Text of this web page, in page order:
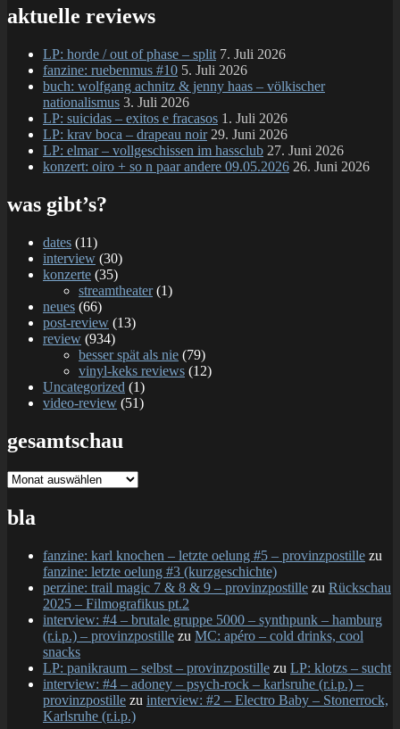
aktuelle reviews
LP: horde / out of phase – split 7. Juli 2026
fanzine: ruebenmus #10 5. Juli 2026
buch: wolfgang achnitz & jenny haas – völkischer
nationalismus 3. Juli 2026
LP: suicidas – exitos e fracasos 1. Juli 2026
LP: krav boca – drapeau noir 29. Juni 2026
LP: elmar – vollgeschissen im hassclub 27. Juni 2026
konzert: oiro + so n paar andere 09.05.2026 26. Juni 2026
was gibt’s?
dates (11)
interview (30)
konzerte (35)
streamtheater(1)
neues (66)
post-review (13)
review (934)
besser spät als nie (79)
vinyl-keks reviews (12)
Uncategorized (1)
video-review (51)
gesamtschau
gesamtschau
bla
fanzine: karl knochen – letzte oelung #5 – provinzpostille zu
fanzine: letzte oelung #3 (kurzgeschichte)
perzine: trail magic 7 & 8 & 9 – provinzpostille zu Rückschau
2025 – Filmografikus pt.2
interview: #4 – brutale gruppe 5000 – synthpunk – hamburg
(r.i.p.) – provinzpostille zu MC: apéro – cold drinks, cool
snacks
LP: panikraum – selbst – provinzpostille zu LP: klotzs – sucht
interview: #4 – adoney – psych-rock – karlsruhe (r.i.p.) –
provinzpostille zu interview: #2 – Electro Baby – Stonerrock,
Karlsruhe (r.i.p.)